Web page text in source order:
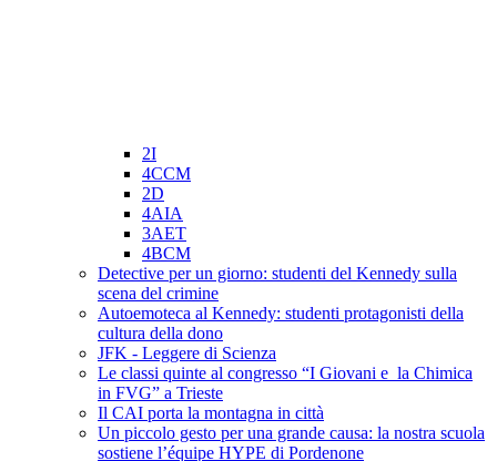
2I
4CCM
2D
4AIA
3AET
4BCM
Detective per un giorno: studenti del Kennedy sulla
scena del crimine
Autoemoteca al Kennedy: studenti protagonisti della
cultura della dono
JFK - Leggere di Scienza
Le classi quinte al congresso “I Giovani e la Chimica
in FVG” a Trieste
Il CAI porta la montagna in città
Un piccolo gesto per una grande causa: la nostra scuola
sostiene l’équipe HYPE di Pordenone